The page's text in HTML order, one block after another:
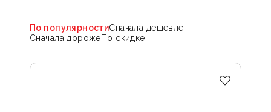
По популярностиСначала дешевле
Сначала дорожеПо скидке